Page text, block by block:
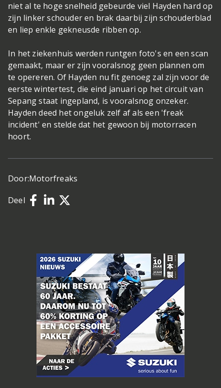
niet al te hoge snelheid gebeurde viel Hayden hard op
zijn linker schouder en brak daarbij zijn schouderblad
en liep enkle gekneusde ribben op.
In het ziekenhuis werden runtgen foto's en een scan
gemaakt, maar er zijn vooralsnog geen plannen om
te opereren. Of Hayden nu fit genoeg zal zijn voor de
eerste wintertest, die eind januari op het circuit van
Sepang staat ingepland, is vooralsnog onzeker.
Hayden deed het ongeluk zelf af als een 'freak
incident' en stelde dat het gewoon bij motorracen
hoort.
Door:Motorfreaks
Deel